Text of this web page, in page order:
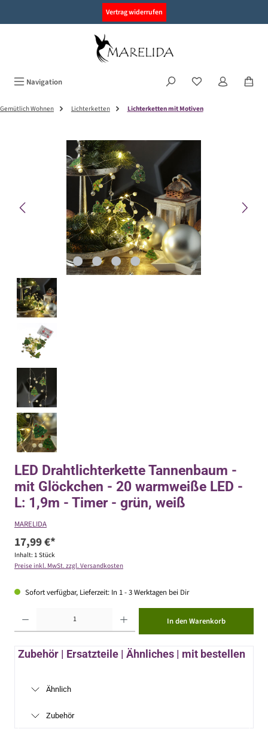
Vertrag widerrufen
Navigation
Gemütlich Wohnen Lichterketten Lichterketten mit Motiven
Bildergalerie überspringen
LED Drahtlichterkette Tannenbaum -
mit Glöckchen - 20 warmweiße LED -
L: 1,9m - Timer - grün, weiß
MARELIDA
17,99 €*
Inhalt: 1 Stück
Preise inkl. MwSt. zzgl. Versandkosten
Sofort verfügbar, Lieferzeit: In 1 - 3 Werktagen bei Dir
In den Warenkorb
Zubehör | Ersatzteile | Ähnliches | mit bestellen
Ähnlich
Zubehör